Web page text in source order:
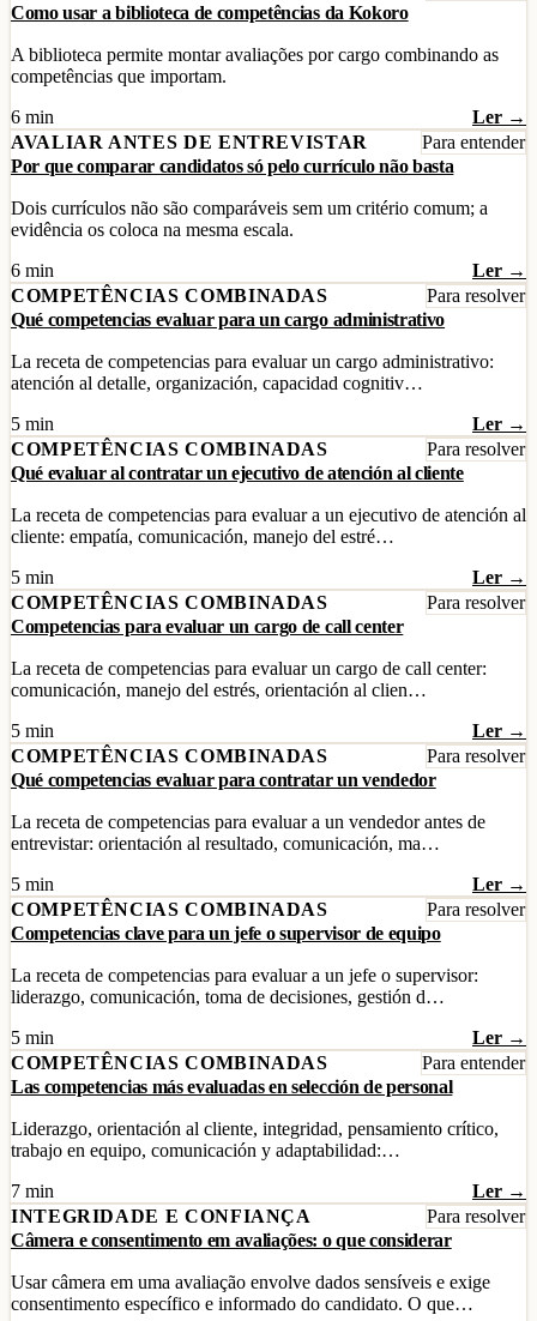
Como usar a biblioteca de competências da Kokoro
A biblioteca permite montar avaliações por cargo combinando as
competências que importam.
6 min
Ler →
AVALIAR ANTES DE ENTREVISTAR
Para entender
Por que comparar candidatos só pelo currículo não basta
Dois currículos não são comparáveis sem um critério comum; a
evidência os coloca na mesma escala.
6 min
Ler →
COMPETÊNCIAS COMBINADAS
Para resolver
Qué competencias evaluar para un cargo administrativo
La receta de competencias para evaluar un cargo administrativo:
atención al detalle, organización, capacidad cognitiv…
5 min
Ler →
COMPETÊNCIAS COMBINADAS
Para resolver
Qué evaluar al contratar un ejecutivo de atención al cliente
La receta de competencias para evaluar a un ejecutivo de atención al
cliente: empatía, comunicación, manejo del estré…
5 min
Ler →
COMPETÊNCIAS COMBINADAS
Para resolver
Competencias para evaluar un cargo de call center
La receta de competencias para evaluar un cargo de call center:
comunicación, manejo del estrés, orientación al clien…
5 min
Ler →
COMPETÊNCIAS COMBINADAS
Para resolver
Qué competencias evaluar para contratar un vendedor
La receta de competencias para evaluar a un vendedor antes de
entrevistar: orientación al resultado, comunicación, ma…
5 min
Ler →
COMPETÊNCIAS COMBINADAS
Para resolver
Competencias clave para un jefe o supervisor de equipo
La receta de competencias para evaluar a un jefe o supervisor:
liderazgo, comunicación, toma de decisiones, gestión d…
5 min
Ler →
COMPETÊNCIAS COMBINADAS
Para entender
Las competencias más evaluadas en selección de personal
Liderazgo, orientación al cliente, integridad, pensamiento crítico,
trabajo en equipo, comunicación y adaptabilidad:…
7 min
Ler →
INTEGRIDADE E CONFIANÇA
Para resolver
Câmera e consentimento em avaliações: o que considerar
Usar câmera em uma avaliação envolve dados sensíveis e exige
consentimento específico e informado do candidato. O que…